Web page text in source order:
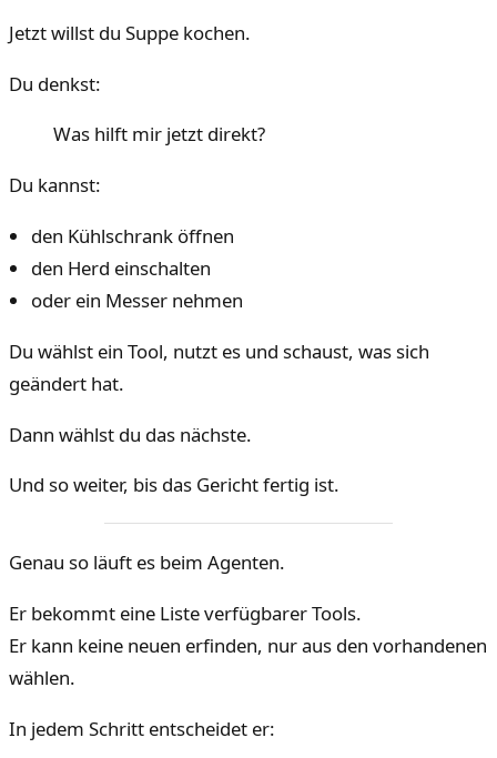
Jetzt willst du Suppe kochen.
Du denkst:
Was hilft mir jetzt direkt?
Du kannst:
den Kühlschrank öffnen
den Herd einschalten
oder ein Messer nehmen
Du wählst ein Tool, nutzt es und schaust, was sich
geändert hat.
Dann wählst du das nächste.
Und so weiter, bis das Gericht fertig ist.
Genau so läuft es beim Agenten.
Er bekommt eine Liste verfügbarer Tools.
Er kann keine neuen erfinden, nur aus den vorhandenen
wählen.
In jedem Schritt entscheidet er: